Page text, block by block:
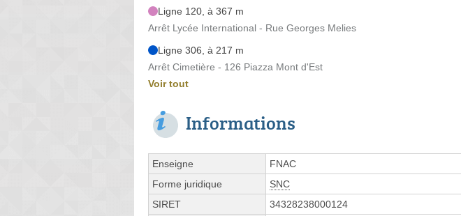
Ligne 120, à 367 m
Arrêt Lycée International - Rue Georges Melies
Ligne 306, à 217 m
Arrêt Cimetière - 126 Piazza Mont d'Est
Voir tout
Informations
Enseigne
FNAC
Forme juridique
SNC
SIRET
34328238000124